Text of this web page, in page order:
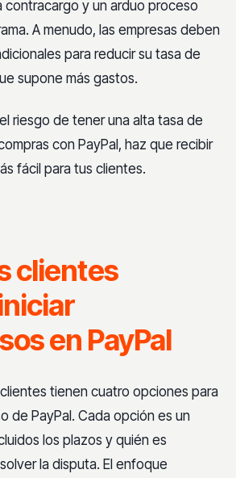
contracargo y un arduo proceso
A menudo, las empresas deben
para reducir su tasa de
supone más gastos.
riesgo de tener una alta tasa de
con PayPal, haz que recibir
fácil para tus clientes.
clientes
en PayPal
tienen cuatro opciones para
de PayPal. Cada opción es un
los plazos y quién es
la disputa. El enfoque